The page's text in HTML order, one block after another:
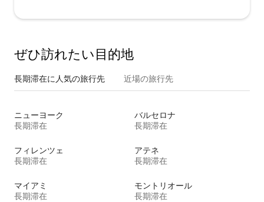
ぜひ訪⁠れ⁠た⁠い目⁠的⁠地
長期滞在に人気の旅行先 近場の旅行先
ニューヨーク
長期滞在
バルセロナ
長期滞在
フィレンツェ
長期滞在
アテネ
長期滞在
マイアミ
長期滞在
モントリオール
長期滞在